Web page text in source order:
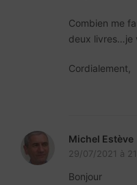
Combien me
deux livres…je
Cordialement,
Michel Estève
29/07/2021 à
Bonjour